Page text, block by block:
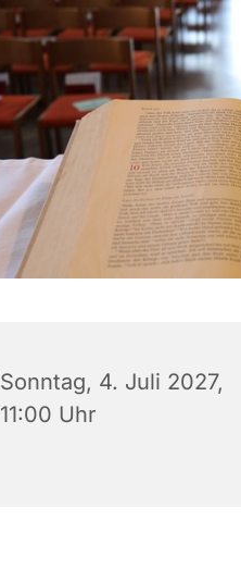
Sonntag, 4. Juli 2027,
11:00 Uhr